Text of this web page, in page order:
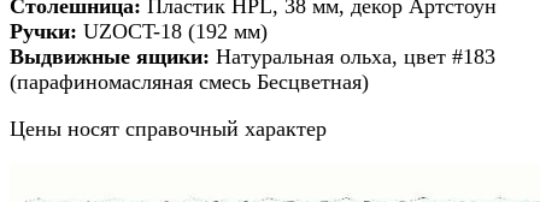
Столешница: Пластик HPL, 38 мм, декор Артстоун
Ручки: UZOCT-18 (192 мм)
Выдвижные ящики: Натуральная ольха, цвет #183
(парафиномасляная смесь Бесцветная)
Цены носят справочный характер